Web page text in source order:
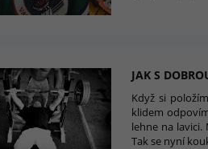
JAK S
Když si
klidem
lehne na lavici.
Tak se nyní